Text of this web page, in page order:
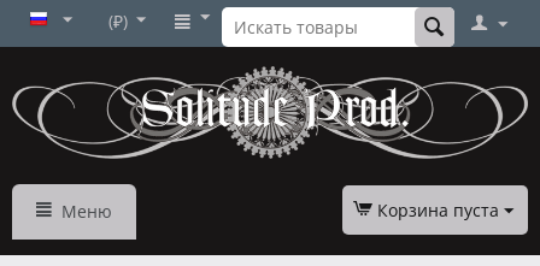
(₽)
Меню Корзина пуста